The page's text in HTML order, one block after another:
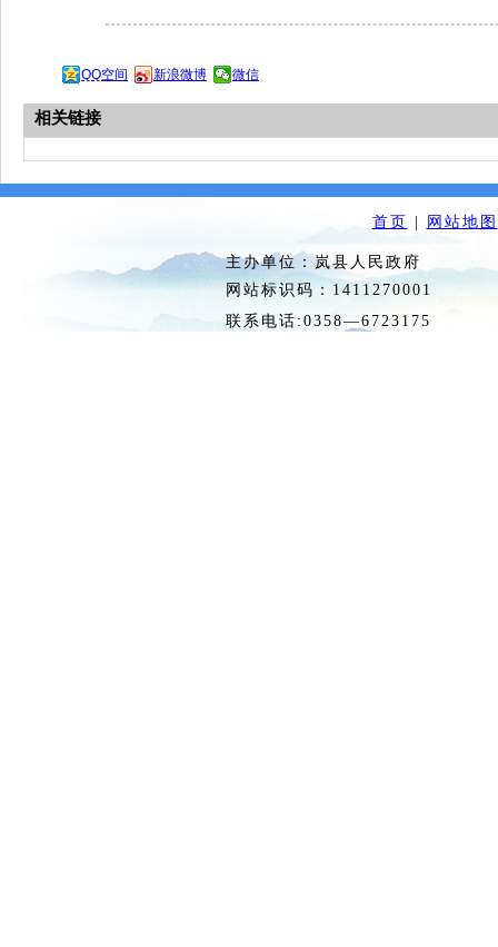
QQ空间 新浪微博 微信
相关链接
首页 网站地图
主办单位：岚县人民政府
网站标识码：
联系电话